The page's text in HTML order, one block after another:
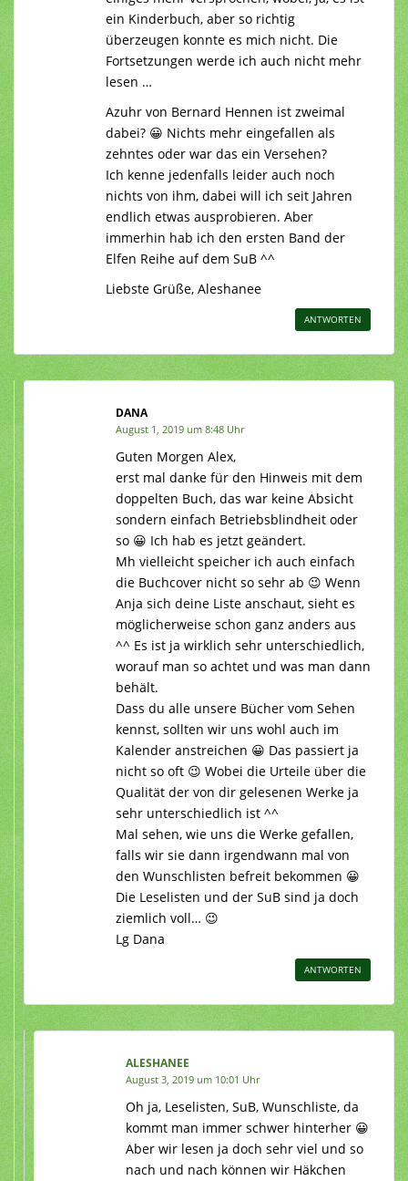
ein Kinderbuch, aber so richtig
überzeugen konnte es mich nicht. Die
Fortsetzungen werde ich auch nicht mehr
lesen …
Azuhr von Bernard Hennen ist zweimal
dabei? 😀 Nichts mehr eingefallen als
zehntes oder war das ein Versehen?
Ich kenne jedenfalls leider auch noch
nichts von ihm, dabei will ich seit Jahren
endlich etwas ausprobieren. Aber
immerhin hab ich den ersten Band der
Elfen Reihe auf dem SuB ^^
Liebste Grüße, Aleshanee
ANTWORTEN
DANA
August 1, 2019 um 8:48 Uhr
Guten Morgen Alex,
erst mal danke für den Hinweis mit dem
doppelten Buch, das war keine Absicht
sondern einfach Betriebsblindheit oder
so 😀 Ich hab es jetzt geändert.
Mh vielleicht speicher ich auch einfach
die Buchcover nicht so sehr ab 😉 Wenn
Anja sich deine Liste anschaut, sieht es
möglicherweise schon ganz anders aus
^^ Es ist ja wirklich sehr unterschiedlich,
worauf man so achtet und was man dann
behält.
Dass du alle unsere Bücher vom Sehen
kennst, sollten wir uns wohl auch im
Kalender anstreichen 😀 Das passiert ja
nicht so oft 😉 Wobei die Urteile über die
Qualität der von dir gelesenen Werke ja
sehr unterschiedlich ist ^^
Mal sehen, wie uns die Werke gefallen,
falls wir sie dann irgendwann mal von
den Wunschlisten befreit bekommen 😀
Die Leselisten und der SuB sind ja doch
ziemlich voll… 😉
Lg Dana
ANTWORTEN
ALESHANEE
August 3, 2019 um 10:01 Uhr
Oh ja, Leselisten, SuB, Wunschliste, da
kommt man immer schwer hinterher 😀
Aber wir lesen ja doch sehr viel und so
nach und nach können wir Häkchen